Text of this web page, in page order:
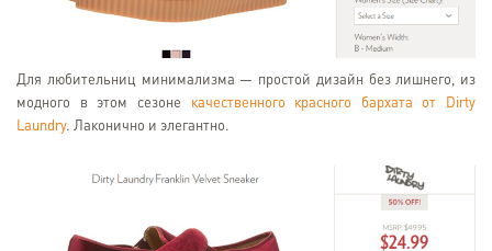
Для любительниц минимализма — простой дизайн без лишнего, из
модного в этом сезоне
качественного красного бархата от Dirty
Laundry. Лаконично и элегантно.